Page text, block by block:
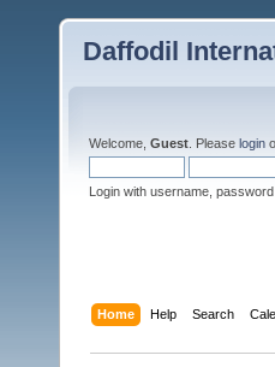
Daffodil
Welcome, Guest . Please login
Login with username,
Home Help Search